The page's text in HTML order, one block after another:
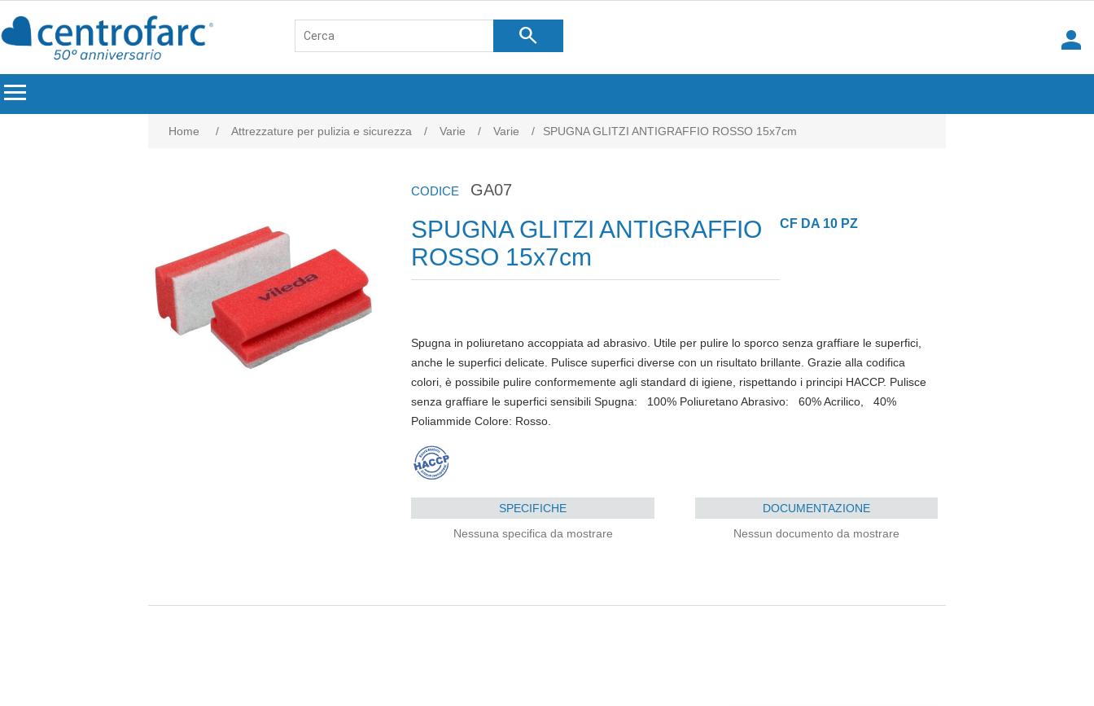
search
person
menu
Home / Attrezzature per pulizia e sicurezza / Varie / Varie / SPUGNA GLITZI ANTIGRAFFIO ROSSO 15x7cm
CODICE GA07
SPUGNA GLITZI ANTIGRAFFIO
ROSSO 15x7cm
CF DA 10 PZ
Spugna in poliuretano accoppiata ad abrasivo. Utile per pulire lo sporco senza graffiare le superfici,
anche le superfici delicate. Pulisce superfici diverse con un risultato brillante. Grazie alla codifica
colori, è possibile pulire conformemente agli standard di igiene, rispettando i principi HACCP. Pulisce
senza graffiare le superfici sensibili Spugna: 100% Poliuretano Abrasivo: 60% Acrilico, 40%
Poliammide Colore: Rosso.
SPECIFICHE
Nessuna specifica da mostrare
DOCUMENTAZIONE
Nessun documento da mostrare